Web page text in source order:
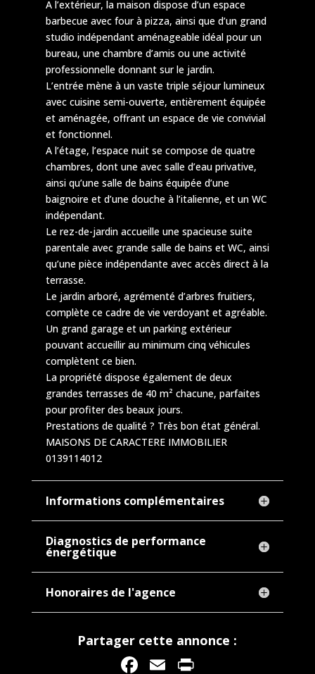
A l’extérieur, la maison dispose d’un espace
barbecue avec four à pizza, ainsi que d’un grand
studio indépendant aménageable idéal pour un
bureau, une chambre d’amis ou une activité
professionnelle donnant sur le jardin.
L’entrée mène à un vaste triple séjour lumineux
avec cuisine semi-ouverte, entièrement équipée
et aménagée, offrant un espace de vie convivial
et fonctionnel.
A l’étage, l’espace nuit se compose de quatre
chambres, dont une avec salle d’eau privative,
ainsi qu’une salle de bains équipée d’une
baignoire et d’une douche à l’italienne, et un WC
indépendant.
Le rez-de-jardin accueille une spacieuse suite
parentale avec grande salle de bains et WC, ainsi
qu’une pièce indépendante avec accès direct à la
terrasse.
Le jardin arboré, agrémenté d’arbres fruitiers,
complète ce cadre de vie verdoyant et agréable.
Un grand garage et un parking extérieur
pouvant accueillir au minimum cinq véhicules
complètent ce bien.
La propriété dispose également de deux
grandes terrasses de 40 m² chacune, parfaites
pour profiter des beaux jours.
Prestations de qualité ? Très bon état général.
MAISONS DE CARACTERE IMMOBILIER
0139114012
Informations complémentaires
Diagnostics de performance
énergétique
Honoraires de l'agence
Partager cette annonce :
F E